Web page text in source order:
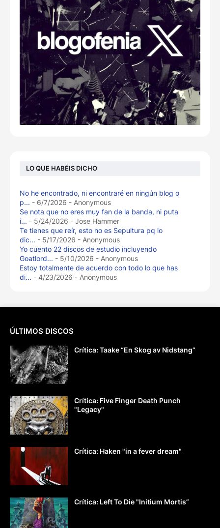
LO QUE HABÉIS DICHO
No he encontrado, ni encontraré en ningún blog o
p... - 6/7/2026 - Anonymous
Se nota que no eres muy fan de la banda, ni puta
i... - 5/24/2026 - Jose Hammer
Te tienes que reír, esto no es Sepultura pq lo
dic... - 5/17/2026 - Anonymous
Yo cuento 22 discos de estudio incluyendo
Goatlord... - 5/10/2026 - Anonymous
Estoy totalmente de acuerdo con todo lo que has
di... - 4/23/2026 - Anonymous
ÚLTIMOS DISCOS
Crítica: Taake “En Skog av Nidstang”
Crítica: Five Finger Death Punch
"Legacy"
Crítica: Haken "in a fever dream"
Crítica: Left To Die "Initium Mortis”